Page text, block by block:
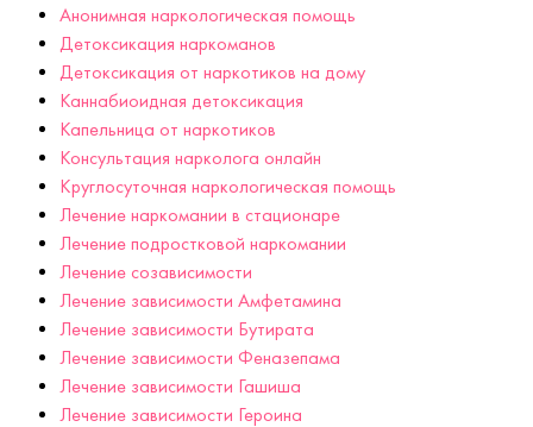
Анонимная наркологическая помощь
Детоксикация наркоманов
Детоксикация от наркотиков на дому
Каннабиоидная детоксикация
Капельница от наркотиков
Консультация нарколога онлайн
Круглосуточная наркологическая помощь
Лечение наркомании в стационаре
Лечение подростковой наркомании
Лечение созависимости
Лечение зависимости Амфетамина
Лечение зависимости Бутирата
Лечение зависимости Феназепама
Лечение зависимости Гашиша
Лечение зависимости Героина